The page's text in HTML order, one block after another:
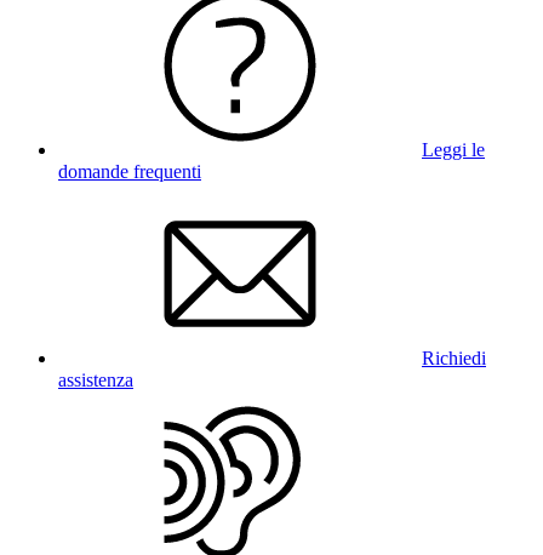
Leggi le
domande frequenti
Richiedi
assistenza